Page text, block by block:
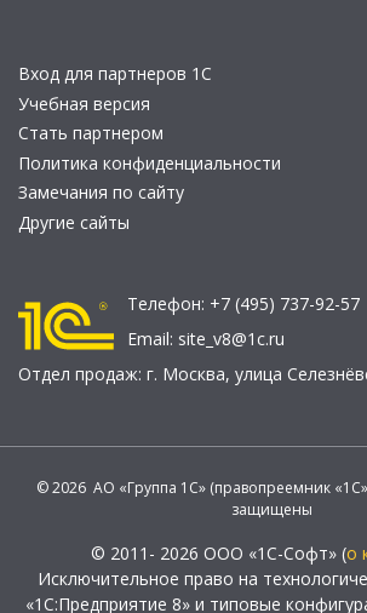
Вход для партнеров 1С
Учебная версия
Стать партнером
Политика конфиденциальности
Замечания по сайту
Другие сайты
Телефон: +7 (495) 737-92-57
Email: site_v8@1c.ru
Отдел продаж: г. Москва, улица
© 2026 АО «Группа 1С» (правопреемник
защищены
© 2011- 2026 ООО «1С-Софт» (о
Исключительное право на
«1С:Предприятие 8» и типовые